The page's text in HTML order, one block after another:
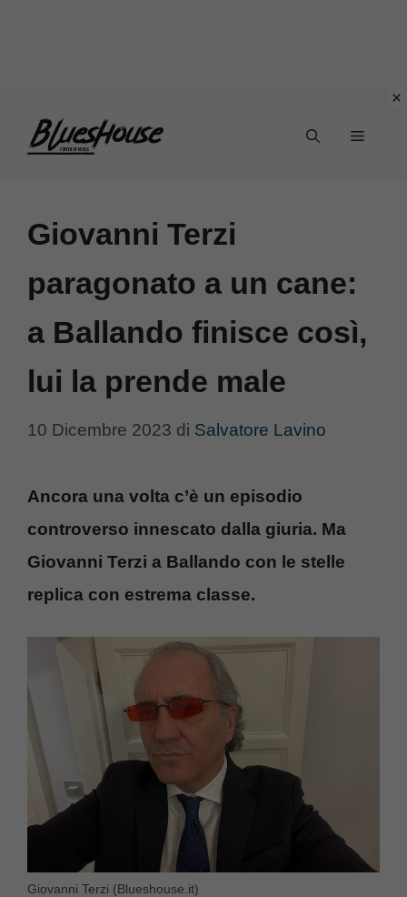
Menu
Giovanni Terzi
paragonato a un cane:
a Ballando finisce così,
lui la prende male
10 Dicembre 2023 di Salvatore Lavino
Ancora una volta c’è un episodio
controverso innescato dalla giuria. Ma
Giovanni Terzi a Ballando con le stelle
replica con estrema classe.
Giovanni Terzi (Blueshouse.it)